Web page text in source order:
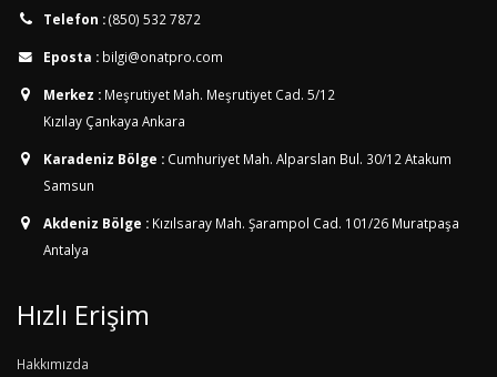
Telefon :(850) 532 7872
Eposta : bilgi@onatpro.com
Merkez : Meşrutiyet Mah. Meşrutiyet Cad. 5/12
Kızılay Çankaya Ankara
Karadeniz Bölge : Cumhuriyet Mah. Alparslan Bul. 30/12 Atakum
Samsun
Akdeniz Bölge : Kızılsaray Mah. Şarampol Cad. 101/26 Muratpaşa
Antalya
Hızlı Erişim
Hakkımızda